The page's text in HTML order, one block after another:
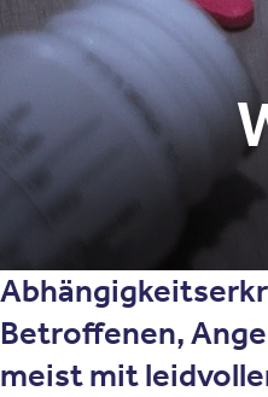
Betroffenen,
meist mit